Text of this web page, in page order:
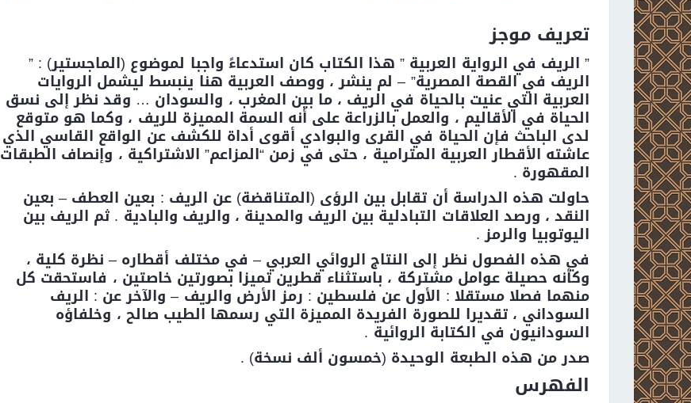
تعريف موجز
” الريف في الرواية العربية ” هذا الكتاب كان استدعاءً واجبا لموضوع (الماجستير) : ”
الريف في القصة المصرية” – لم ينشر ، ووصف العربية هنا ينبسط ليشمل الروايات
العربية التي عنيت بالحياة في الريف ، ما بين المغرب ، والسودان … وقد نظر إلى نسق
الحياة في الأقاليم ، والعمل بالزراعة على أنه السمة المميزة للريف ، وكما هو متوقع
لدى الباحث فإن الحياة في القرى والبوادي أقوى أداة للكشف عن الواقع القاسي الذي
عاشته الأقطار العربية المترامية ، حتى في زمن “المزاعم” الاشتراكية ، وإنصاف الطبقات
المقهورة .
حاولت هذه الدراسة أن تقابل بين الرؤى (المتناقضة) عن الريف : بعين العطف – بعين
النقد ، ورصد العلاقات التبادلية بين الريف والمدينة ، والريف والبادية . ثم الريف بين
اليوتوبيا والرمز .
في هذه الفصول نظر إلى النتاج الروائي العربي – في مختلف أقطاره – نظرة كلية ،
وكأنه حصيلة عوامل مشتركة ، باستثناء قطرين تميزا بصورتين خاصتين ، فاستحقت كل
منهما فصلا مستقلا : الأول عن فلسطين : رمز الأرض والريف – والآخر عن : الريف
السوداني ، تقديرا للصورة الفريدة المميزة التي رسمها الطيب صالح ، وخلفاؤه
السودانيون في الكتابة الروائية .
صدر من هذه الطبعة الوحيدة (خمسون ألف نسخة) .
الفهرس